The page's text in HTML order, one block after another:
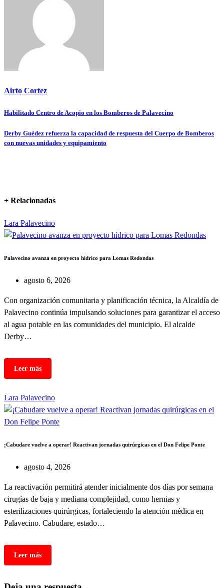
Airto Cortez
Navegación
de
Habilitado Centro de Acopio en los Bomberos de Palavecino
Derby Guédez refuerza la capacidad de respuesta del Cuerpo de Bomberos
con nuevas unidades y equipamiento
+ Relacionadas
Lara Palavecino
Palavecino avanza en proyecto hídrico para Lomas Redondas
agosto 6, 2026
Con organización comunitaria y planificación técnica, la Alcaldía de
Palavecino continúa impulsando soluciones para garantizar el acceso
al agua potable en las comunidades del municipio. El alcalde
Derby…
Lara Palavecino
¡Cabudare vuelve a operar! Reactivan jornadas quirúrgicas en el Don Felipe Ponte
agosto 4, 2026
La reactivación permitirá atender inicialmente dos días por semana
cirugías de baja y mediana complejidad, como hernias y
esterilizaciones quirúrgicas, fortaleciendo la atención médica en
Palavecino. Cabudare, estado…